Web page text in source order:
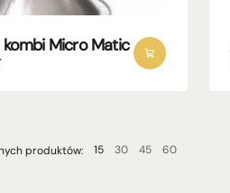
kombi Micro Matic
produktów: 15 30 45 60